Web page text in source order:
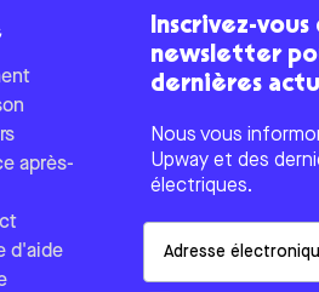
après-
d'aide
Inscrivez-
newsletter
dernières
Nous vous
Upway et des
électriques.